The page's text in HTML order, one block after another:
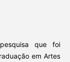
que foi
em Artes